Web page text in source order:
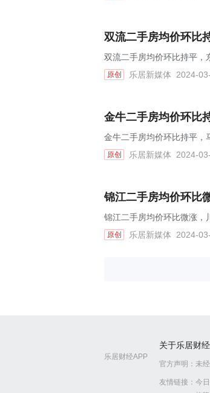
双流二手房均价环比
双流二手房均价环比持平，
原创 乐居新媒体 2024-
金牛二手房均价环比
金牛二手房均价环比持平，
原创 乐居新媒体 2024-
锦江二手房均价环比
锦江二手房均价环比微涨，
原创 乐居新媒体 2024-
乐居财经APP
关于乐居财经
官方声明： 未
友情链接： 今